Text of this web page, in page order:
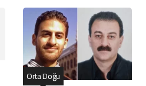
anlıyor
Orta Doğu